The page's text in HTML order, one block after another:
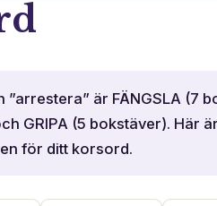
är FÄNGSLA (7
GRIPA (5 bokstäver). Här
för ditt korsord.